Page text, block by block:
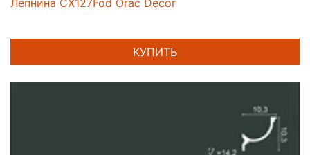
Лепнина CX127Fod Orac Decor
КУПИТЬ